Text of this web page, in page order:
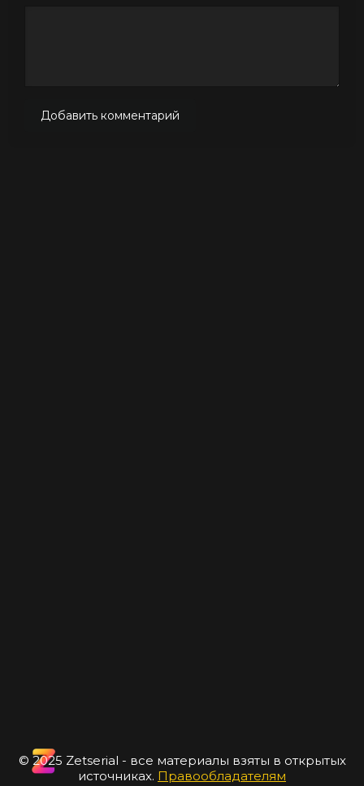
Добавить комментарий
© 2025 Zetserial - все материалы взяты в открытых
источниках. Правообладателям